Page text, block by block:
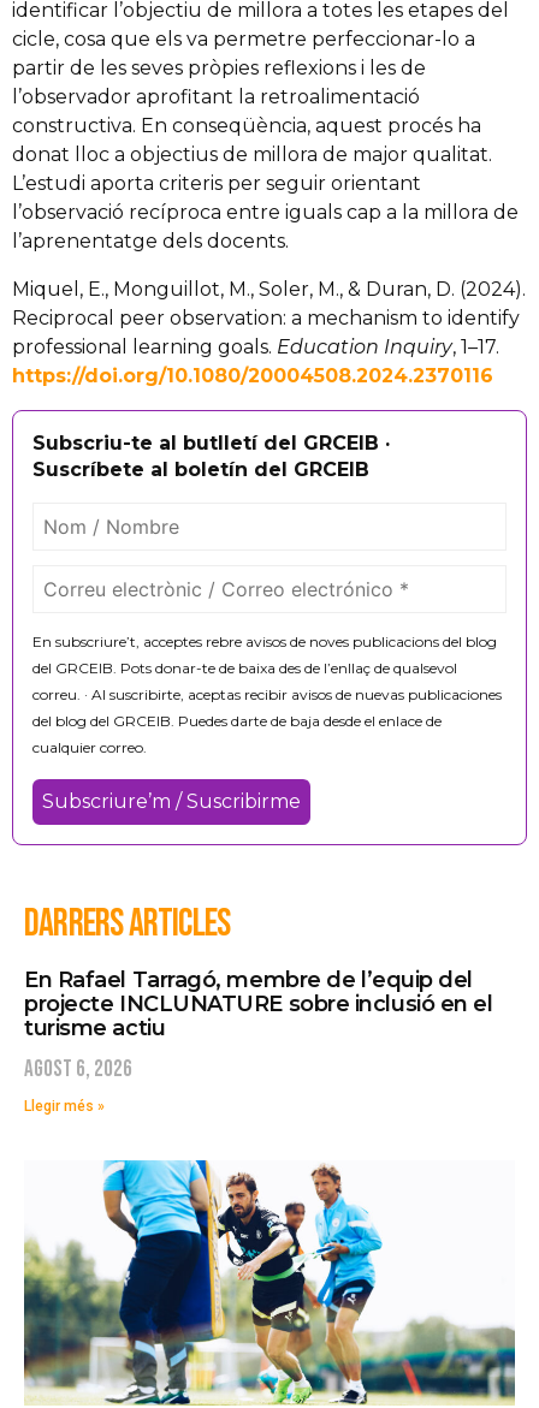
identificar l’objectiu de millora a totes les etapes del
cicle, cosa que els va permetre perfeccionar-lo a
partir de les seves pròpies reflexions i les de
l’observador aprofitant la retroalimentació
constructiva. En conseqüència, aquest procés ha
donat lloc a objectius de millora de major qualitat.
L’estudi aporta criteris per seguir orientant
l’observació recíproca entre iguals cap a la millora de
l’aprenentatge dels docents.
Miquel, E., Monguillot, M., Soler, M., & Duran, D. (2024).
Reciprocal peer observation: a mechanism to identify
professional learning goals. Education Inquiry, 1–17.
https://doi.org/10.1080/20004508.2024.2370116
Subscriu-te al butlletí del GRCEIB ·
Suscríbete al boletín del GRCEIB
En subscriure’t, acceptes rebre avisos de noves publicacions del blog
del GRCEIB. Pots donar-te de baixa des de l’enllaç de qualsevol
correu. · Al suscribirte, aceptas recibir avisos de nuevas publicaciones
del blog del GRCEIB. Puedes darte de baja desde el enlace de
cualquier correo.
DARRERS ARTICLES
En Rafael Tarragó, membre de l’equip del
projecte INCLUNATURE sobre inclusió en el
turisme actiu
agost 6, 2026
Llegir més »